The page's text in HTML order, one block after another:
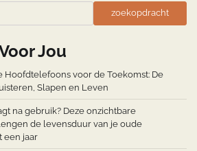
zoekopdracht
Jou
Hoofdtelefoons voor de Toekomst: De
Slapen en Leven
na gebruik? Deze onzichtbare
de levensduur van je oude
een jaar